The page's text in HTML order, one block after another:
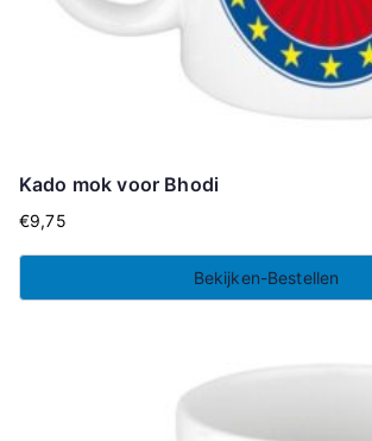
Kado mok voor Bhodi
€9,75
Bekijken-Bestellen